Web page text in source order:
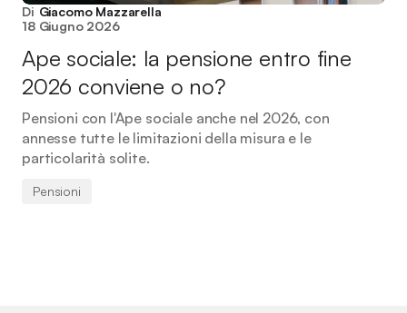
Di Giacomo Mazzarella
18 Giugno 2026
Ape sociale: la pensione entro fine
2026 conviene o no?
Pensioni con l'Ape sociale anche nel 2026, con
annesse tutte le limitazioni della misura e le
particolarità solite.
Pensioni